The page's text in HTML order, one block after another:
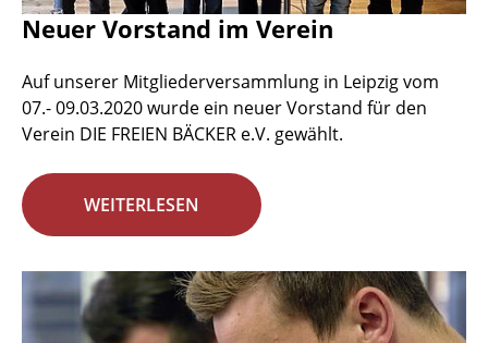
Neuer Vorstand im Verein
Auf unserer Mitgliederversammlung in Leipzig vom
07.- 09.03.2020 wurde ein neuer Vorstand für den
Verein DIE FREIEN BÄCKER e.V. gewählt.
WEITERLESEN